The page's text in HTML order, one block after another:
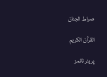
صراط الجنان
القرآن الکریم
پریئر ٹائمز